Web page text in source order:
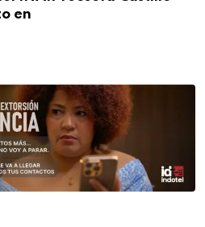
en